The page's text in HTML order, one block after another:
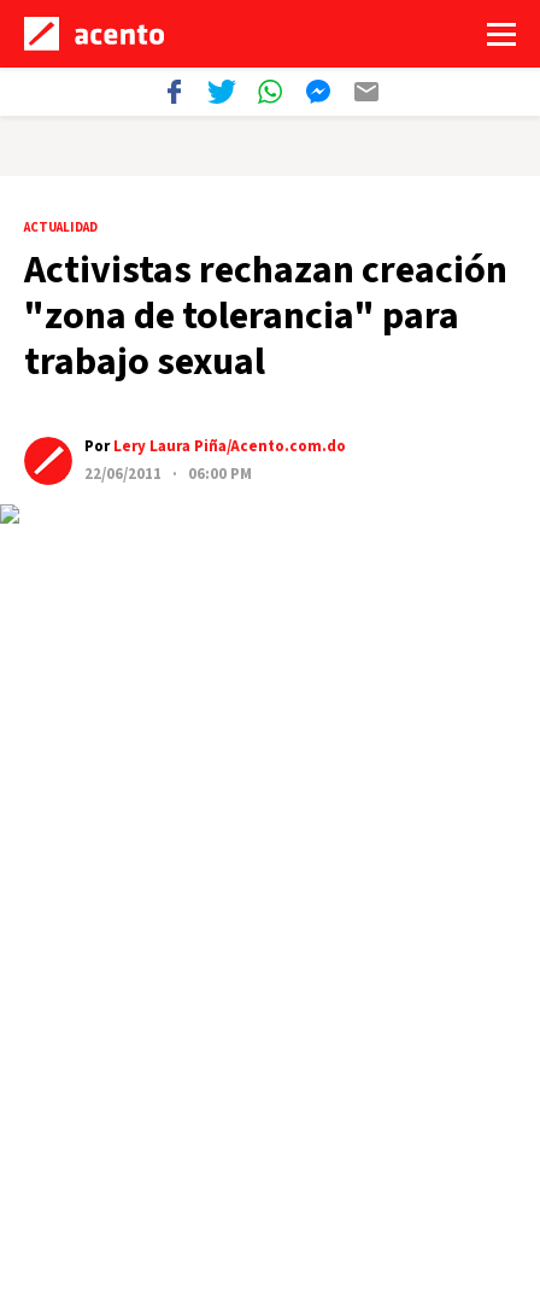
ACTUALIDAD
Activistas rechazan creación
"zona de tolerancia" para
trabajo sexual
PorLery Laura Piña/Acento.com.do
22/06/2011 · 06:00 PM